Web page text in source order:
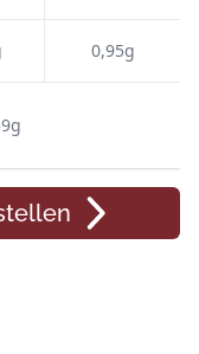
0,95g